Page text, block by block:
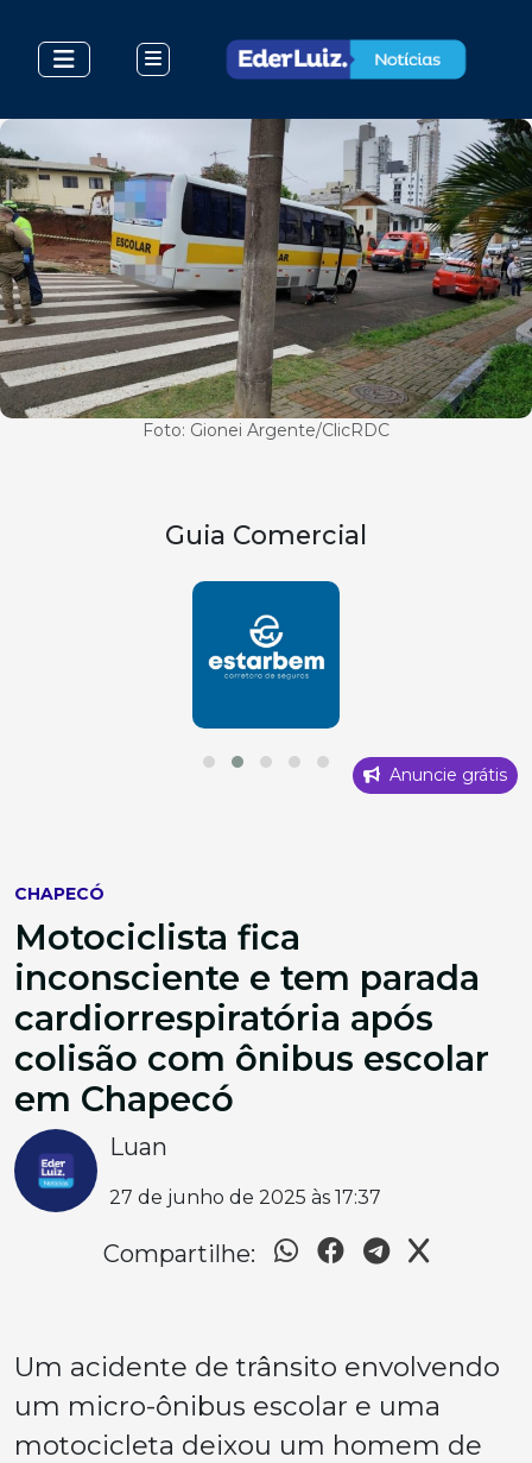
Foto: Gionei Argente/ClicRDC
Guia Comercial
Anuncie grátis
CHAPECÓ
Motociclista fica
inconsciente e tem parada
cardiorrespiratória após
colisão com ônibus escolar
em Chapecó
Luan
27 de junho de 2025 às 17:37
Compartilhe:
Um acidente de trânsito envolvendo
um micro-ônibus escolar e uma
motocicleta deixou um homem de